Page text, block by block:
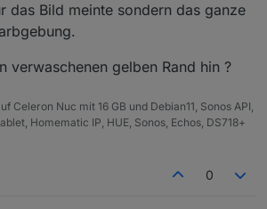
das Bild meinte sondern das ganze
verwaschenen gelben Rand hin ?
Celeron Nuc mit 16 GB und Debian11, Sonos API,
Homematic IP, HUE, Sonos, Echos, DS718+
0